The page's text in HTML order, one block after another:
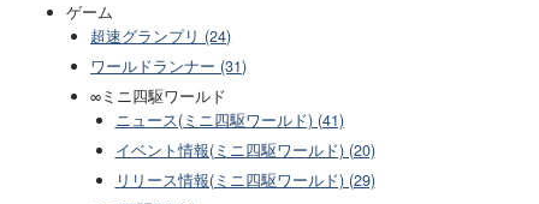
ゲーム
超速グランプリ (24)
ワールドランナー (31)
∞ミニ四駆ワールド
ニュース(ミニ四駆ワールド) (41)
イベント情報(ミニ四駆ワールド) (20)
リリース情報(ミニ四駆ワールド) (29)